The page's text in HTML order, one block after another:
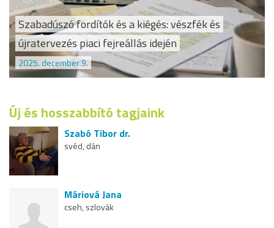
Szabadúszó fordítók és a kiégés: vészfék és
újratervezés piaci fejreállás idején
2025. december 9.
Új és hosszabbító tagjaink
Szabó Tibor dr.
svéd, dán
Máriová Jana
cseh, szlovák